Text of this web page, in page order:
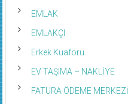
EMLAK
EMLAKÇI
Erkek Kuaförü
EV TAŞIMA – NAKLİYE
FATURA ÖDEME MERKEZİ